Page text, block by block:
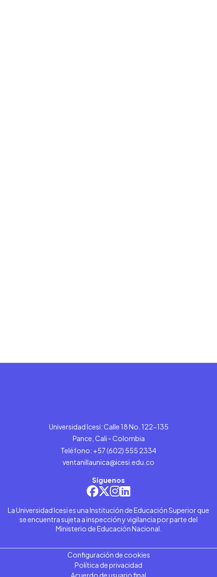
Universidad Icesi: Calle 18 No. 122-135
Pance, Cali - Colombia
Teléfono: +57 (602) 555 2334
ventanillaunica@icesi.edu.co
Síguenos
La Universidad Icesi es una Institución de Educación Superior que
se encuentra sujeta a inspección y vigilancia por parte del
Ministerio de Educación Nacional.
Configuración de cookies
Política de privacidad
Acuerdo de usuario final